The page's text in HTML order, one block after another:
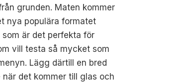
grunden. Maten kommer
nya populära formatet
som är det perfekta för
vill testa så mycket som
Lägg därtill en bred
när det kommer till glas och